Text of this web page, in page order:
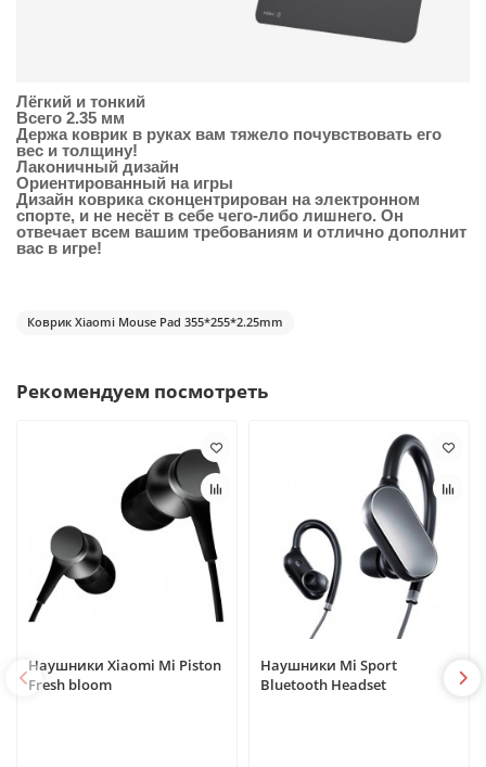
Лёгкий и тонкий
Всего 2.35 мм
Держа коврик в руках вам тяжело почувствовать его
вес и толщину!
Лаконичный дизайн
Ориентированный на игры
Дизайн коврика сконцентрирован на электронном
спорте, и не несёт в себе чего-либо лишнего. Он
отвечает всем вашим требованиям и отлично дополнит
вас в игре!
Коврик Xiaomi Mouse Pad 355*255*2.25mm
Рекомендуем посмотреть
Наушники Xiaomi Mi Piston
Fresh bloom
Наушники Mi Sport
Bluetooth Headset